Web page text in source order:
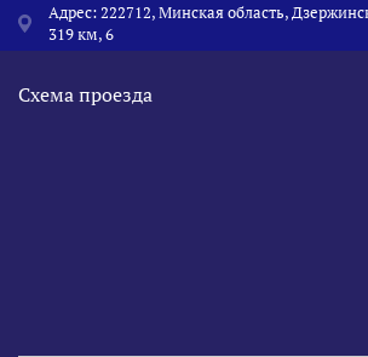
Адрес: 222712, Минская область,
319 км, 6
Схема проезда